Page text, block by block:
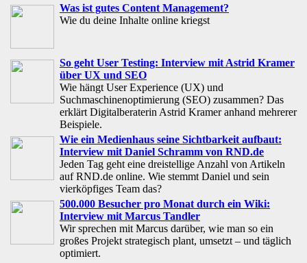
Was ist gutes Content Management?
Wie du deine Inhalte online kriegst
So geht User Testing: Interview mit Astrid Kramer
über UX und SEO
Wie hängt User Experience (UX) und
Suchmaschinenoptimierung (SEO) zusammen? Das
erklärt Digitalberaterin Astrid Kramer anhand mehrerer
Beispiele.
Wie ein Medienhaus seine Sichtbarkeit aufbaut:
Interview mit Daniel Schramm von RND.de
Jeden Tag geht eine dreistellige Anzahl von Artikeln
auf RND.de online. Wie stemmt Daniel und sein
vierköpfiges Team das?
500.000 Besucher pro Monat durch ein Wiki:
Interview mit Marcus Tandler
Wir sprechen mit Marcus darüber, wie man so ein
großes Projekt strategisch plant, umsetzt – und täglich
optimiert.